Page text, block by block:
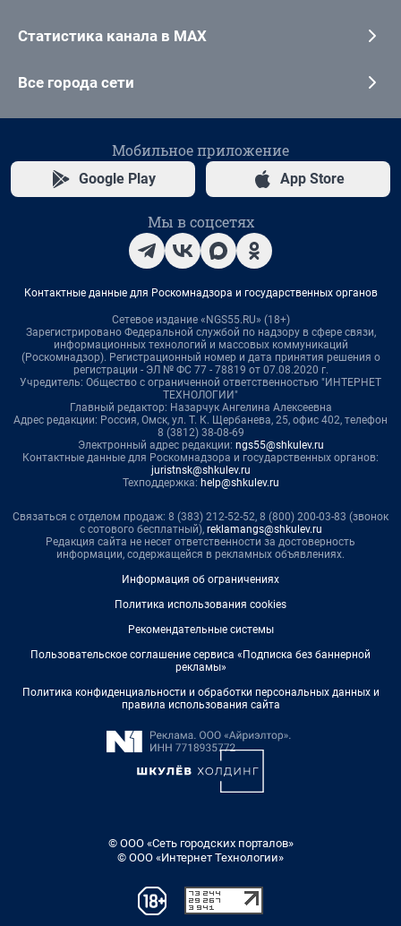
Статистика канала в MAX
Все города сети
Мобильное приложение
Google Play App Store
Мы в соцсетях
Контактные данные для Роскомнадзора и государственных органов
Сетевое издание «NGS55.RU» (18+)
Зарегистрировано Федеральной службой по надзору в сфере связи,
информационных технологий и массовых коммуникаций
(Роскомнадзор). Регистрационный номер и дата принятия решения о
регистрации - ЭЛ № ФС 77 - 78819 от 07.08.2020 г.
Учредитель: Общество с ограниченной ответственностью "ИНТЕРНЕТ
ТЕХНОЛОГИИ"
Главный редактор: Назарчук Ангелина Алексеевна
Адрес редакции: Россия, Омск, ул. Т. К. Щербанева, 25, офис 402, телефон
8 (3812) 38-08-69
Электронный адрес редакции: ngs55@shkulev.ru
Контактные данные для Роскомнадзора и государственных органов:
juristnsk@shkulev.ru
Техподдержка: help@shkulev.ru
Связаться с отделом продаж: 8 (383) 212-52-52, 8 (800) 200-03-83 (звонок
с сотового бесплатный), reklamangs@shkulev.ru
Редакция сайта не несет ответственности за достоверность
информации, содержащейся в рекламных объявлениях.
Информация об ограничениях
Политика использования cookies
Рекомендательные системы
Пользовательское соглашение сервиса «Подписка без баннерной
рекламы»
Политика конфиденциальности и обработки персональных данных и
правила использования сайта
© ООО «Сеть городских порталов»
© ООО «Интернет Технологии»